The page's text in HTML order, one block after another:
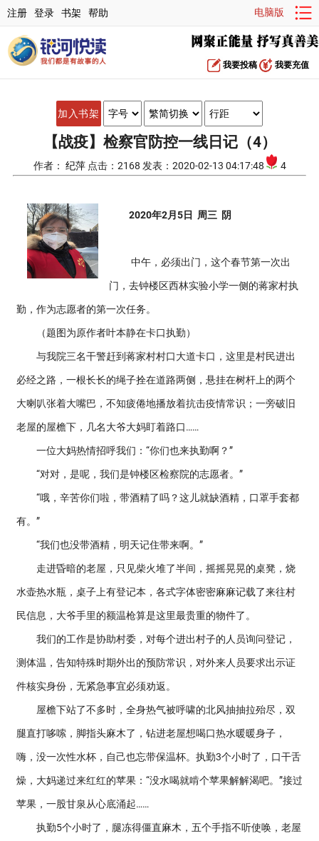
注册 登录 书架 帮助 电脑版
我要投稿 我要充值
加入书架
【战疫】检察官防控一线日记（4）
作者： 纪萍 点击：2168 发表：2020-02-13 04:17:48 4
2020年2月5日 周三 阴
中午，必须出门，这个春节第一次出
门，去钟楼区西林实验小学一侧的蒋家村执
勤，作为志愿者的第一次任务。
（题图为原作者叶本静在卡口执勤）
与我院三名干警赶到蒋家村村口大道卡口，这里是村民进出
必经之路，一根长长的绳子拴在道路两侧，悬挂在树杆上的两个
大喇叭张着大嘴巴，不知疲倦地播放着抗击疫情常识；一旁破旧
老屋的屋檐下，几名大爷大妈盯着路口……
一位大妈热情招呼我们：“你们也来执勤啊？”
“对对，是呢，我们是钟楼区检察院的志愿者。”
“哦，辛苦你们啦，带酒精了吗？这儿就缺酒精，口罩手套都
有。”
“我们也没带酒精，明天记住带来啊。”
走进昏暗的老屋，只见柴火堆了半间，摇摇晃晃的桌凳，烧
水壶热水瓶，桌子上有登记本，各式字体密密麻麻记载了来往村
民信息，大爷手里的额温枪算是这里最贵重的物件了。
我们的工作是协助村委，对每个进出村子的人员询问登记，
测体温，告知特殊时期外出的预防常识，对外来人员要求出示证
件核实身份，无紧急事宜必须劝返。
屋檐下站了不多时，全身热气被呼啸的北风抽抽拉殆尽，双
腿直打哆嗦，脚指头麻木了，钻进老屋想喝口热水暖暖身子，
嗨，没一次性水杯，自己也忘带保温杯。执勤3个小时了，口干舌
燥，大妈递过来红红的苹果：“没水喝就啃个苹果解解渴吧。”接过
苹果，一股甘泉从心底涌起……
执勤5个小时了，腿冻得僵直麻木，五个手指不听使唤，老屋